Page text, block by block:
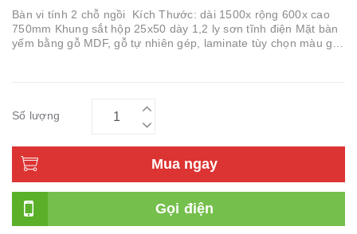
Bàn vi tính 2 chỗ ngồi Kích Thước: dài 1500x rộng 600x cao
750mm Khung sắt hộp 25x50 dày 1,2 ly sơn tĩnh điện Mặt bàn
yếm bằng gỗ MDF, gỗ tự nhiên gép, laminate tùy chọn màu gỗ
Số lượng
Mua ngay
Gọi điện